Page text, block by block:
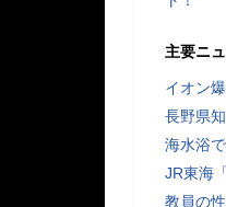
主要ニ
イオン
長野県
海水浴
JR東海
教員の